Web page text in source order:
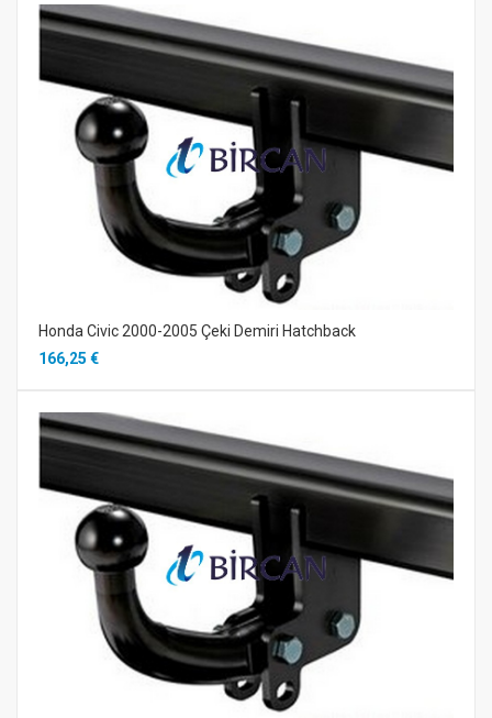
Honda Civic 2000-2005 Çeki Demiri Hatchback
166,25 €